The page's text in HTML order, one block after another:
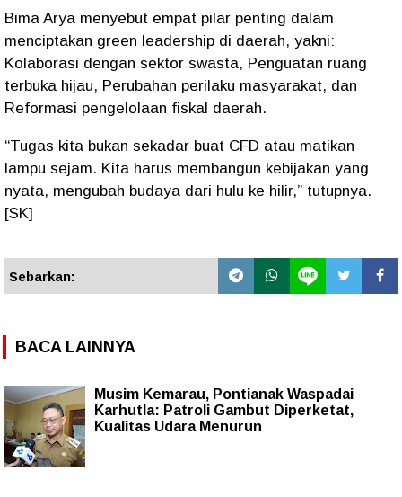
Bima Arya menyebut empat pilar penting dalam
menciptakan green leadership di daerah, yakni:
Kolaborasi dengan sektor swasta, Penguatan ruang
terbuka hijau, Perubahan perilaku masyarakat, dan
Reformasi pengelolaan fiskal daerah.
“Tugas kita bukan sekadar buat CFD atau matikan
lampu sejam. Kita harus membangun kebijakan yang
nyata, mengubah budaya dari hulu ke hilir,” tutupnya.
[SK]
Sebarkan:
BACA LAINNYA
Musim Kemarau, Pontianak Waspadai
Karhutla: Patroli Gambut Diperketat,
Kualitas Udara Menurun